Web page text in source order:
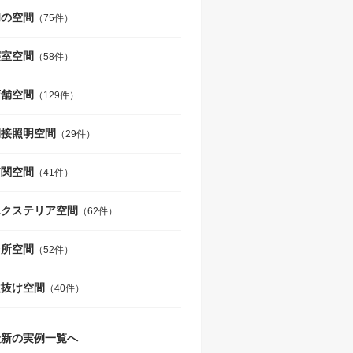
空間 （75件）
空間 （58件）
空間 （129件）
照明空間 （29件）
空間 （41件）
ステリア空間 （62件）
空間 （52件）
け空間 （40件）
の実例一覧へ